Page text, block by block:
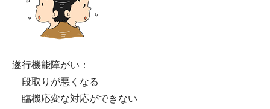
遂行機能障がい：
段取りが悪くなる
臨機応変な対応ができない